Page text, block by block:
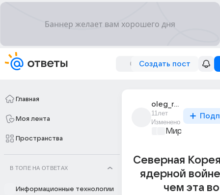
Создать пост
Главная
Моя лента
Пространства
В ТОПЕ НА ОТВЕТАХ
Информационные технологии
oleg_romanov_1434
11лет
Изменено
Мир и его
Северная
ядерной
чем эта